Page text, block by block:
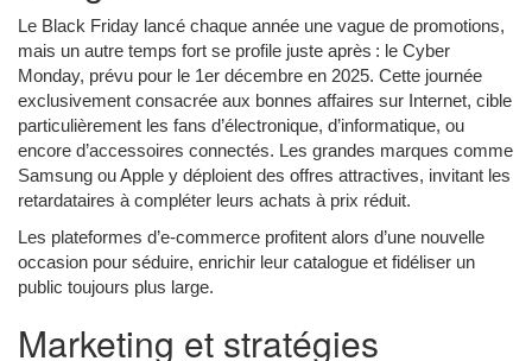
Le Black Friday lancé chaque année une vague de promotions,
mais un autre temps fort se profile juste après : le Cyber
Monday, prévu pour le 1er décembre en 2025. Cette journée
exclusivement consacrée aux bonnes affaires sur Internet, cible
particulièrement les fans d’électronique, d’informatique, ou
encore d’accessoires connectés. Les grandes marques comme
Samsung ou Apple y déploient des offres attractives, invitant les
retardataires à compléter leurs achats à prix réduit.
Les plateformes d’e-commerce profitent alors d’une nouvelle
occasion pour séduire, enrichir leur catalogue et fidéliser un
public toujours plus large.
Marketing et stratégies